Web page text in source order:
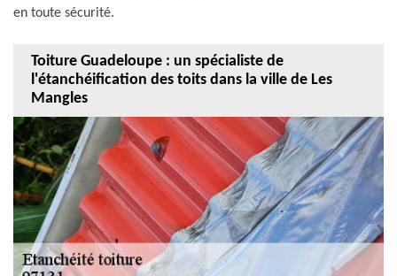
en toute sécurité.
Toiture Guadeloupe : un spécialiste de
l'étanchéification des toits dans la ville de Les
Mangles